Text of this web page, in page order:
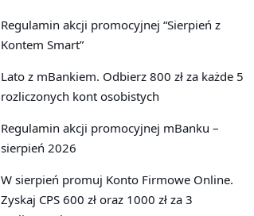
Regulamin akcji promocyjnej “Sierpień z
Kontem Smart”
Lato z mBankiem. Odbierz 800 zł za każde 5
rozliczonych kont osobistych
Regulamin akcji promocyjnej mBanku –
sierpień 2026
W sierpień promuj Konto Firmowe Online.
Zyskaj CPS 600 zł oraz 1000 zł za 3